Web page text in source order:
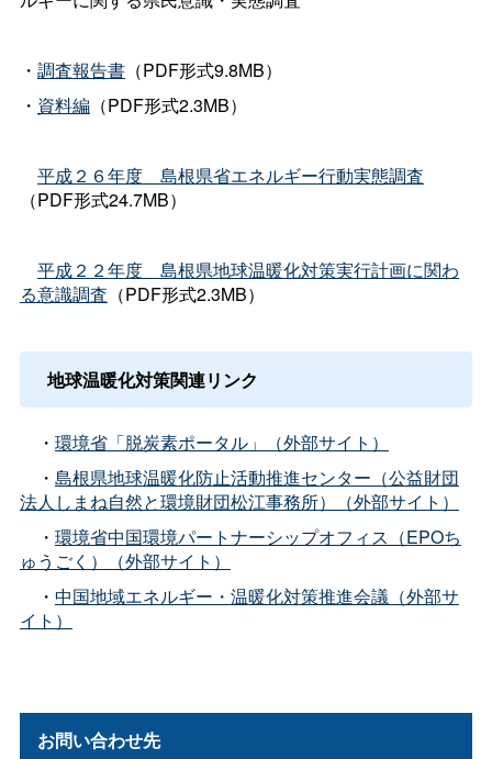
・ 調査報告書（PDF形式9.8MB）
・ 資料編（PDF形式2.3MB）
平成２６年度 島根県省エネルギー行動実態調査
（PDF形式24.7MB）
平成２２年度 島根県地球温暖化対策実行計画に関わ
る意識調査 （PDF形式2.3MB）
地球温暖化対策関連リンク
・ 環境省「脱炭素ポータル」（外部サイト）
・ 島根県地球温暖化防止活動推進センター（公益財団
法人しまね自然と環境財団松江事務所）（外部サイト）
・ 環境省中国環境パートナーシップオフィス（EPOち
ゅうごく）（外部サイト）
・ 中国地域エネルギー・温暖化対策推進会議（外部サ
イト）
お問い合わせ先